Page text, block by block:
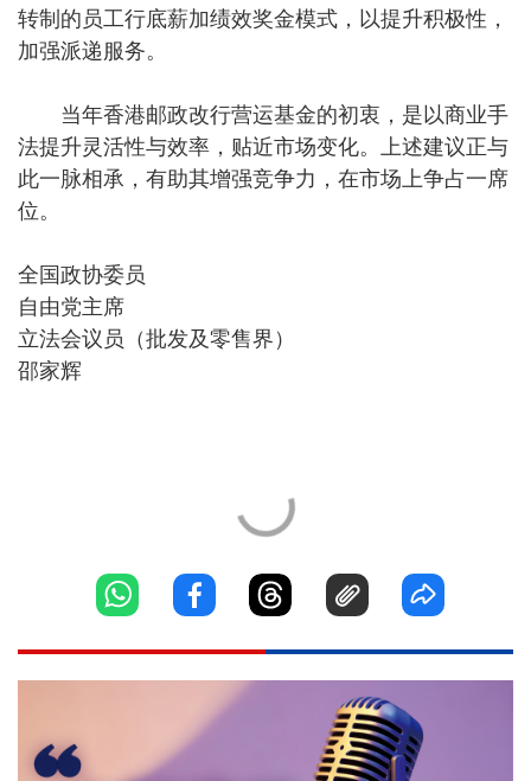
转制的员工行底薪加绩效奖金模式，以提升积极性，
加强派递服务。
当年香港邮政改行营运基金的初衷，是以商业手
法提升灵活性与效率，贴近市场变化。上述建议正与
此一脉相承，有助其增强竞争力，在市场上争占一席
位。
全国政协委员
自由党主席
立法会议员（批发及零售界）
邵家辉